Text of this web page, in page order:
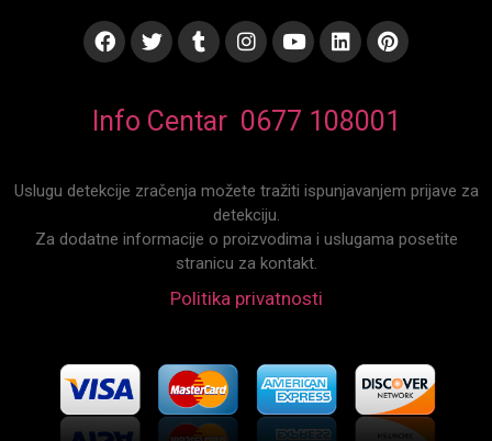
Info Centar 0677 108001
Uslugu detekcije zračenja možete tražiti ispunjavanjem prijave za
detekciju.
Za dodatne informacije o proizvodima i uslugama posetite
stranicu za kontakt.
Politika privatnosti